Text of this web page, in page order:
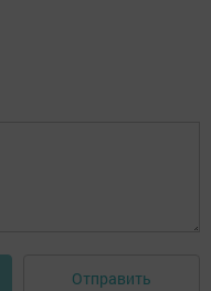
Отправить